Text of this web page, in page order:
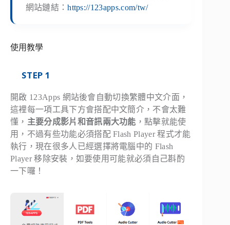
網站鏈結：https://123apps.com/tw/
使用教學
STEP 1
開啟 123Apps 網站後會自動切換繁體中文介面，
這裡每一項工具下方會搭配中文簡介，不會太難
懂， 主要分成影片和音訊兩大功能 ，點擊就能使
用，不過有些功能必須搭配 Flash Player 程式才能
執行，現在很多人已經選擇將電腦中的 Flash
Player 移除安裝，如要使用可能就必須自己斟酌
一下囉！